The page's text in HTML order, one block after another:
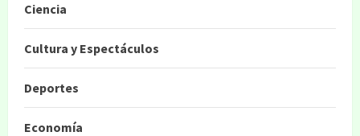
Ciencia
Cultura y Espectáculos
Deportes
Economía